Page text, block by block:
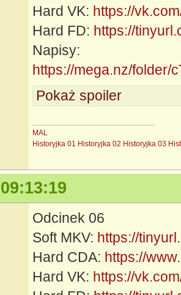
Hard VK: https://
Hard FD: https://
Napisy:
https://mega.nz/folder/
Pokaż spoiler
MAL
Historyjka 01 Historyjka 02 Historyjka 03
Odcinek 06
Soft MKV: https://
Hard CDA: https://
Hard VK: https://